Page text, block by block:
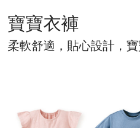
寶寶衣褲
柔軟舒適，貼心設計，